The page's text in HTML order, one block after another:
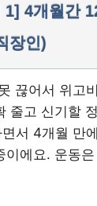
1] 4개월간
장인)
끊어서 위고
줄고 신기할
서 4개월 만
이에요. 운동